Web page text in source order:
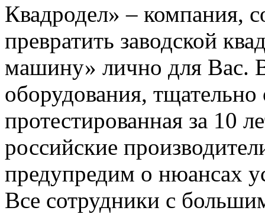
Квадродел» – компания,
превратить заводской
машину» лично для Вас.
оборудования, тщательно
протестированная за 10
российские
предупредим о нюансах
Все сотрудники с